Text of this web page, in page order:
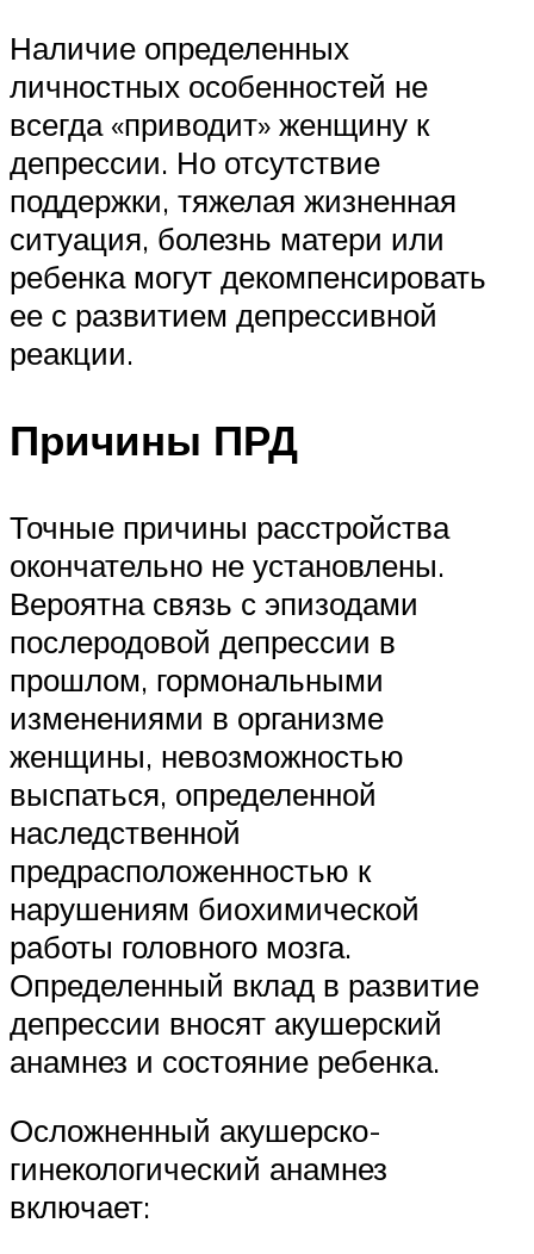
Наличие определенных
личностных особенностей не
всегда «приводит» женщину к
депрессии. Но отсутствие
поддержки, тяжелая жизненная
ситуация, болезнь матери или
ребенка могут декомпенсировать
ее с развитием депрессивной
реакции.
Причины ПРД
Точные причины расстройства
окончательно не установлены.
Вероятна связь с эпизодами
послеродовой депрессии в
прошлом, гормональными
изменениями в организме
женщины, невозможностью
выспаться, определенной
наследственной
предрасположенностью к
нарушениям биохимической
работы головного мозга.
Определенный вклад в развитие
депрессии вносят акушерский
анамнез и состояние ребенка.
Осложненный акушерско-
гинекологический анамнез
включает: